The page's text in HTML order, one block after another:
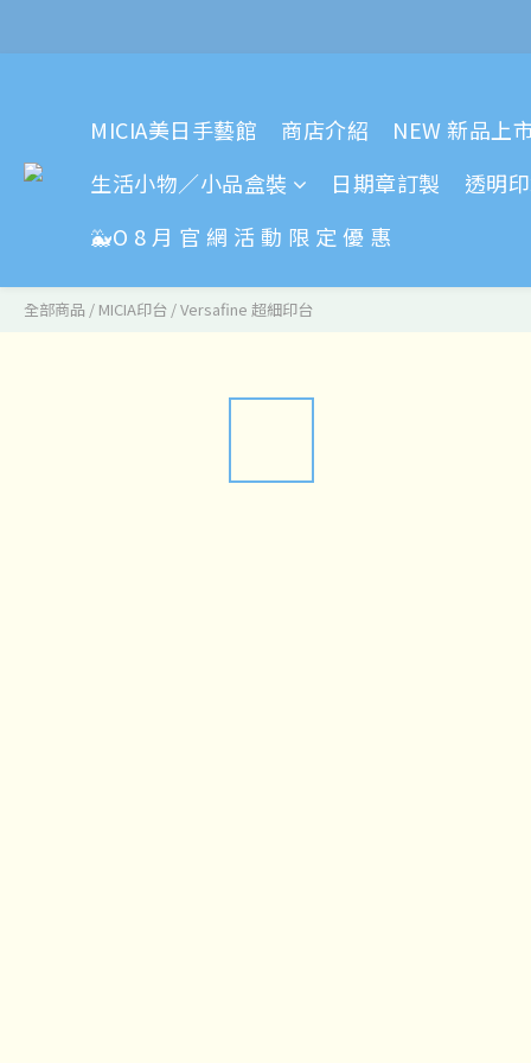
MICIA美日手藝館 商店介紹
NEW 新品上
生活小物／小品盒裝
日期章訂製
透明
🐳O 8 月 官 網 活 動 限 定 優 惠
全部商品 / MICIA印台 /Versafine 超細印台